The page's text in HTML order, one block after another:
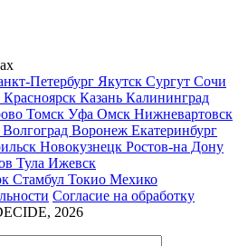
Петербург Якутск Сургут Сочи
Красноярск Казань Калининград
Томск Уфа Омск Нижневартовск
Волгоград Воронеж Екатеринбург
Новокузнецк Ростов-на Дону
Тула Ижевск
Стамбул Токио Мехико
Согласие на обработку
2026